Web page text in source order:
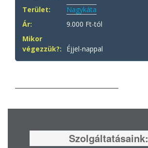
Nagykáta
9.000 Ft-tól
Éjjel-nappal
Szolgáltatásaink: